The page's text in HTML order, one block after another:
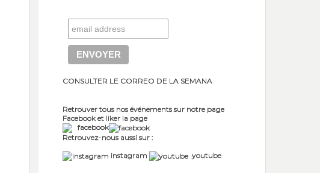
CONSULTER LE CORREO DE LA SEMANA
Retrouver tous nos événements sur notre page
Facebook et liker la page
facebook
Retrouvez-nous aussi sur :
instagram
youtube